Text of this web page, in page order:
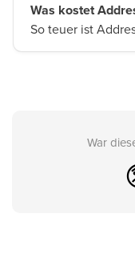
Was kostet
So teuer ist
War